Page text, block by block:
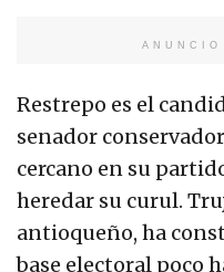
Restrepo es el
senador
cercano en su
heredar su curul.
antioqueño, ha
base electoral poco